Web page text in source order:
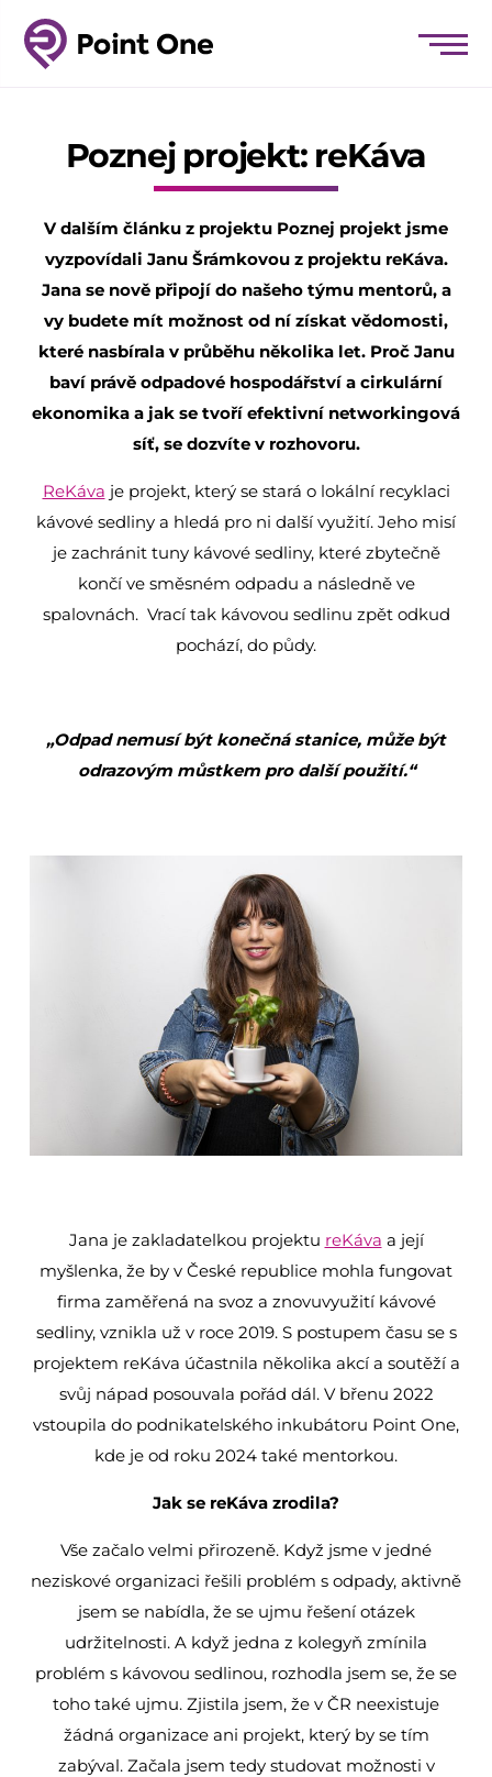
Poznej projekt: reKáva
V dalším článku z projektu Poznej projekt jsme
vyzpovídali Janu Šrámkovou z projektu reKáva.
Jana se nově připojí do našeho týmu mentorů, a
vy budete mít možnost od ní získat vědomosti,
které nasbírala v průběhu několika let. Proč Janu
baví právě odpadové hospodářství a cirkulární
ekonomika a jak se tvoří efektivní networkingová
síť, se dozvíte v rozhovoru.
ReKáva je projekt, který se stará o lokální recyklaci
kávové sedliny a hledá pro ni další využití. Jeho misí
je zachránit tuny kávové sedliny, které zbytečně
končí ve směsném odpadu a následně ve
spalovnách. Vrací tak kávovou sedlinu zpět odkud
pochází, do půdy.
„Odpad nemusí být konečná stanice, může být
odrazovým můstkem pro další použití.“
Jana je zakladatelkou projektu reKáva a její
myšlenka, že by v České republice mohla fungovat
firma zaměřená na svoz a znovuvyužití kávové
sedliny, vznikla už v roce 2019. S postupem času se s
projektem reKáva účastnila několika akcí a soutěží a
svůj nápad posouvala pořád dál. V břenu 2022
vstoupila do podnikatelského inkubátoru Point One,
kde je od roku 2024 také mentorkou.
Jak se reKáva zrodila?
Vše začalo velmi přirozeně. Když jsme v jedné
neziskové organizaci řešili problém s odpady, aktivně
jsem se nabídla, že se ujmu řešení otázek
udržitelnosti. A když jedna z kolegyň zmínila
problém s kávovou sedlinou, rozhodla jsem se, že se
toho také ujmu. Zjistila jsem, že v ČR neexistuje
žádná organizace ani projekt, který by se tím
zabýval. Začala jsem tedy studovat možnosti v